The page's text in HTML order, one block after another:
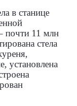
в станице
почти 11 млн
стела
установлена